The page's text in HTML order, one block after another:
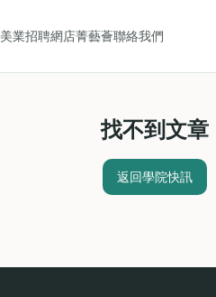
美業招聘網店菁藝薈聯絡我們
找不到文章
返回學院快訊